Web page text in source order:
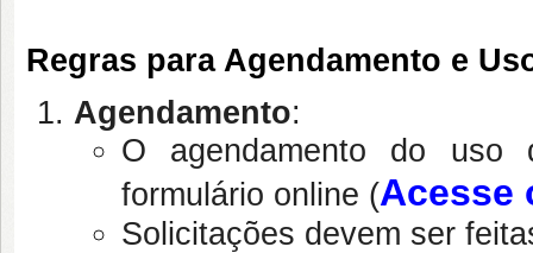
Regras para Agendamento e
Agendamento:
O agendamento do uso
formulário online (Acesse
Solicitações devem ser